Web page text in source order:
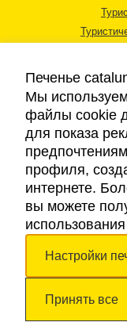
Авторские права ©
Печенье
Мы
файлы cookie
для показа
профиля,
интернете.
вы можете
Настройки
Принять все